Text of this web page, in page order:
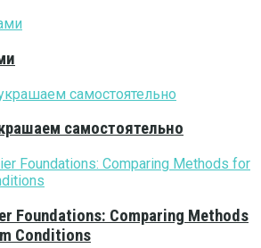
самостоятельно
Foundations: Comparing Methods
Conditions